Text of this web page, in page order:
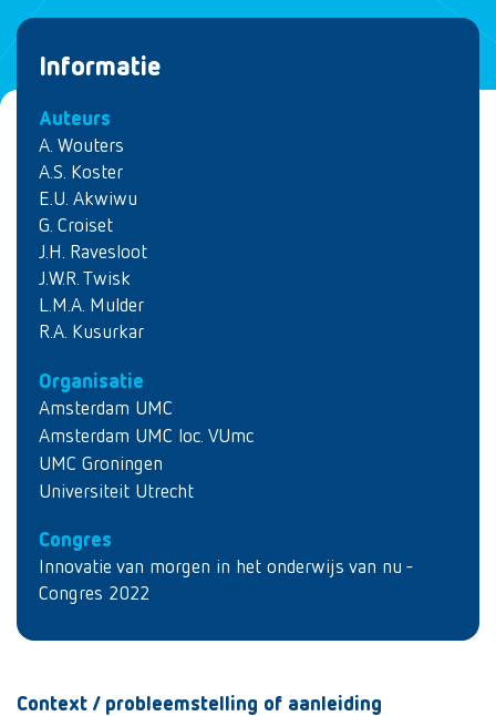
Informatie
Auteurs
A. Wouters
A.S. Koster
E.U. Akwiwu
G. Croiset
J.H. Ravesloot
J.W.R. Twisk
L.M.A. Mulder
R.A. Kusurkar
Organisatie
Amsterdam UMC
Amsterdam UMC loc. VUmc
UMC Groningen
Universiteit Utrecht
Congres
Innovatie van morgen in het onderwijs van nu -
Congres 2022
Context / probleemstelling of aanleiding